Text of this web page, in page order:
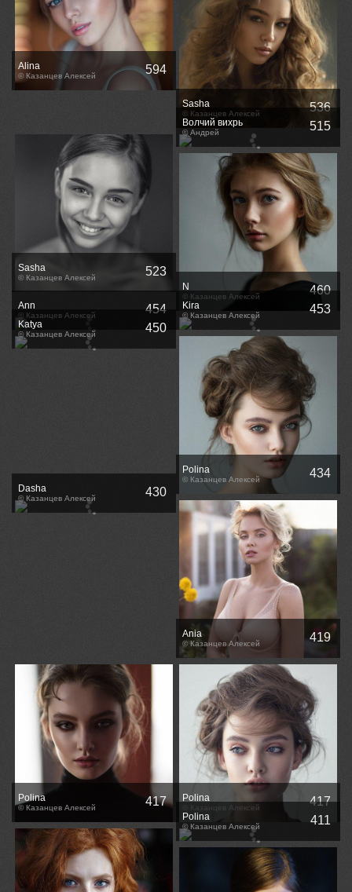
Alina
© Казанцев Алексей 594
Sasha
© Казанцев Алексей 536
Sasha
© Казанцев Алексей 523
Волчий вихрь
© Андрей 515
N
© Казанцев Алексей 460
Ann
© Казанцев Алексей 454 Kira
© Казанцев Алексей 453
Katya
© Казанцев Алексей 450
Polina
© Казанцев Алексей 434
Dasha
© Казанцев Алексей 430
Ania
© Казанцев Алексей 419
Polina
© Казанцев Алексей 417 Polina
© Казанцев Алексей 417
Polina
© Казанцев Алексей 411